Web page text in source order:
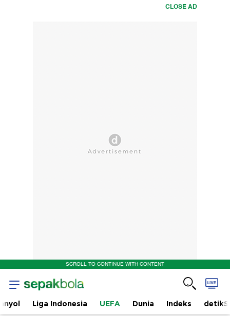
CLOSE AD
SCROLL TO CONTINUE WITH CONTENT
Liga Indonesia UEFA Dunia Indeks